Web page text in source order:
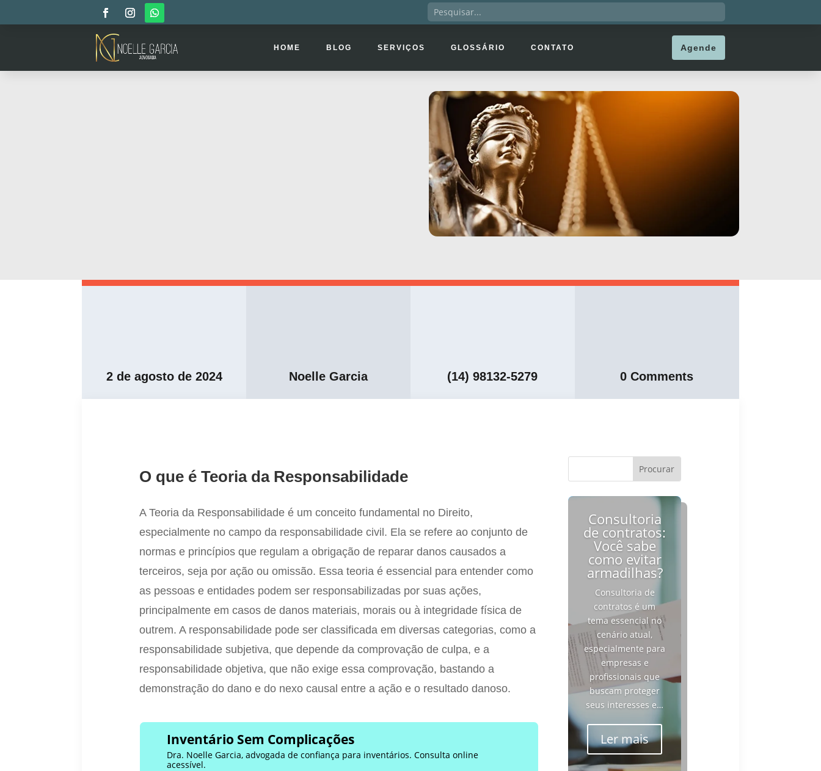
HOME BLOG SERVIÇOS GLOSSÁRIO CONTATO Agende
2 de agosto de 2024 Noelle Garcia (14) 98132-5279 0 Comments
O que é Teoria da Responsabilidade
A Teoria da Responsabilidade é um conceito fundamental no Direito,
especialmente no campo da responsabilidade civil. Ela se refere ao conjunto de
normas e princípios que regulam a obrigação de reparar danos causados a
terceiros, seja por ação ou omissão. Essa teoria é essencial para entender como
as pessoas e entidades podem ser responsabilizadas por suas ações,
principalmente em casos de danos materiais, morais ou à integridade física de
outrem. A responsabilidade pode ser classificada em diversas categorias, como a
responsabilidade subjetiva, que depende da comprovação de culpa, e a
responsabilidade objetiva, que não exige essa comprovação, bastando a
demonstração do dano e do nexo causal entre a ação e o resultado danoso.
Inventário Sem Complicações
Dra. Noelle Garcia, advogada de confiança para inventários. Consulta online
acessível.
Consultoria
de contratos:
Você sabe
como evitar
armadilhas?
Consultoria de
contratos é um
tema essencial no
cenário atual,
especialmente para
empresas e
profissionais que
buscam proteger
seus interesses e…
Ler mais